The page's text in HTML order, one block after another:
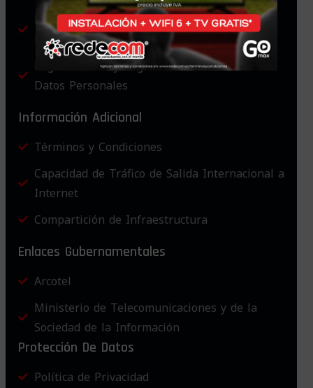
Ley Orgánica de Protección de Datos
Personales
Reglamento Ley Orgánica de Protección de
Datos Personales
Información Adicional
Términos y Condiciones
Capacidad de Tráfico de Salida Internacional a
Internet
Compartición de Infraestructura
Enlaces Gubernamentales
Arcotel
Ministerio de Telecomunicaciones y de la
Sociedad de la Información
Protección De Datos
Política de Privacidad